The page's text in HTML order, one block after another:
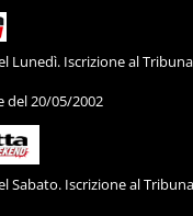
Lunedì. Iscrizione al
del 20/05/2002
Sabato. Iscrizione al